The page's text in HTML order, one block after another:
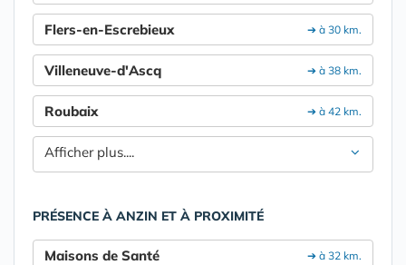
➔ à 30 km.
Flers-en-Escrebieux
➔ à 38 km.
Villeneuve-d'Ascq
➔ à 42 km.
Roubaix
Afficher plus....
PRÉSENCE À ANZIN ET À PROXIMITÉ
➔ à 32 km.
Maisons de Santé